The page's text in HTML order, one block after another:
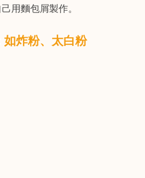
用麵包屑製作。
如炸粉、太白粉